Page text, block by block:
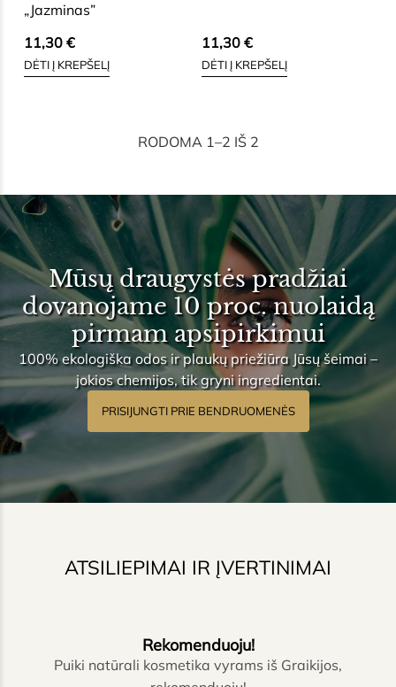
„Jazminas”
11,30 €
DĖTI Į KREPŠELĮ
11,30 €
DĖTI Į KREPŠELĮ
RODOMA 1–2 IŠ 2
Mūsų draugystės pradžiai
dovanojame 10 proc. nuolaidą
pirmam apsipirkimui
100% ekologiška odos ir plaukų priežiūra Jūsų šeimai –
jokios chemijos, tik gryni ingredientai.
PRISIJUNGTI PRIE BENDRUOMENĖS
ATSILIEPIMAI IR ĮVERTINIMAI
Rekomenduoju!
Puiki natūrali kosmetika vyrams iš Graikijos,